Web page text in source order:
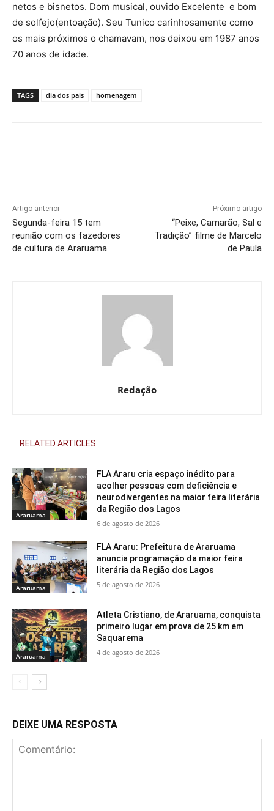
netos e bisnetos. Dom musical, ouvido Excelente e bom
de solfejo(entoação). Seu Tunico carinhosamente como
os mais próximos o chamavam, nos deixou em 1987 anos
70 anos de idade.
TAGS dia dos pais homenagem
Artigo anterior
Segunda-feira 15 tem
reunião com os fazedores
de cultura de Araruama
Próximo artigo
“Peixe, Camarão, Sal e
Tradição” filme de Marcelo
de Paula
Redação
RELATED ARTICLES
Araruama
FLA Araru cria espaço inédito para
acolher pessoas com deficiência e
neurodivergentes na maior feira literária
da Região dos Lagos
6 de agosto de 2026
Araruama
FLA Araru: Prefeitura de Araruama
anuncia programação da maior feira
literária da Região dos Lagos
5 de agosto de 2026
Araruama
Atleta Cristiano, de Araruama, conquista
primeiro lugar em prova de 25 km em
Saquarema
4 de agosto de 2026
DEIXE UMA RESPOSTA